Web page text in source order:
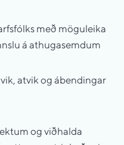
með möguleika
á athugasemdum
atvik og ábendingar
og viðhalda